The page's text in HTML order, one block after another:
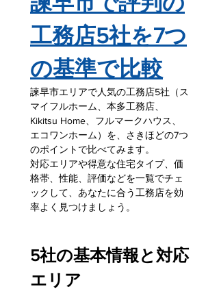
工務店5社を7つ
の基準で比較
諫早市エリアで人気の工務店5社（ス
マイフルホーム、本多工務店、
Kikitsu Home、フルマークハウス、
エコワンホーム）を、さきほどの7つ
のポイントで比べてみます。
対応エリアや得意な住宅タイプ、価
格帯、性能、評価などを一覧でチェ
ックして、あなたに合う工務店を効
率よく見つけましょう。
5社の基本情報と対応
エリア